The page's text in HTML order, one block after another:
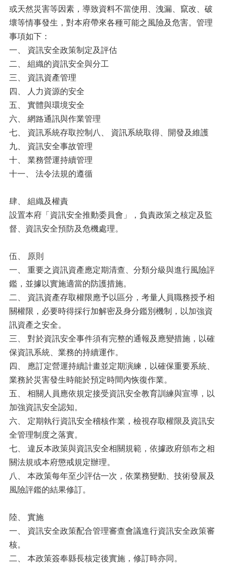
或天然災害等因素，導致資料不當使用、洩漏、竄改、破
壞等情事發生，對本府帶來各種可能之風險及危害。管理
事項如下：
一、 資訊安全政策制定及評估
二、 組織的資訊安全與分工
三、 資訊資產管理
四、 人力資源的安全
五、 實體與環境安全
六、 網路通訊與作業管理
七、 資訊系統存取控制八、 資訊系統取得、開發及維護
九、 資訊安全事故管理
十、 業務營運持續管理
十一、 法令法規的遵循
肆、 組織及權責
設置本府「資訊安全推動委員會」，負責政策之核定及監
督、資訊安全預防及危機處理。
伍、 原則
一、 重要之資訊資產應定期清查、分類分級與進行風險評
鑑，並據以實施適當的防護措施。
二、 資訊資產存取權限應予以區分，考量人員職務授予相
關權限，必要時得採行加解密及身分鑑別機制，以加強資
訊資產之安全。
三、 對於資訊安全事件須有完整的通報及應變措施，以確
保資訊系統、業務的持續運作。
四、 應訂定營運持續計畫並定期演練，以確保重要系統、
業務於災害發生時能於預定時間內恢復作業。
五、 相關人員應依規定接受資訊安全教育訓練與宣導，以
加強資訊安全認知。
六、 定期執行資訊安全稽核作業，檢視存取權限及資訊安
全管理制度之落實。
七、 違反本政策與資訊安全相關規範，依據政府頒布之相
關法規或本府懲戒規定辦理。
八、 本政策每年至少評估一次，依業務變動、技術發展及
風險評鑑的結果修訂。
陸、 實施
一、 資訊安全政策配合管理審查會議進行資訊安全政策審
核。
二、 本政策簽奉縣長核定後實施，修訂時亦同。